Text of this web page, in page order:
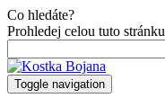
Co hledáte?
Prohledej celou tuto stránku
nach:
Toggle navigation